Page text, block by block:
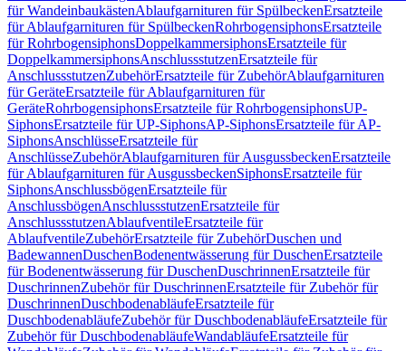
für WandeinbaukästenAblaufgarnituren für SpülbeckenErsatzteile
für Ablaufgarnituren für SpülbeckenRohrbogensiphonsErsatzteile
für RohrbogensiphonsDoppelkammersiphonsErsatzteile für
DoppelkammersiphonsAnschlussstutzenErsatzteile für
AnschlussstutzenZubehörErsatzteile für ZubehörAblaufgarnituren
für GeräteErsatzteile für Ablaufgarnituren für
GeräteRohrbogensiphonsErsatzteile für RohrbogensiphonsUP-
SiphonsErsatzteile für UP-SiphonsAP-SiphonsErsatzteile für AP-
SiphonsAnschlüsseErsatzteile für
AnschlüsseZubehörAblaufgarnituren für AusgussbeckenErsatzteile
für Ablaufgarnituren für AusgussbeckenSiphonsErsatzteile für
SiphonsAnschlussbögenErsatzteile für
AnschlussbögenAnschlussstutzenErsatzteile für
AnschlussstutzenAblaufventileErsatzteile für
AblaufventileZubehörErsatzteile für ZubehörDuschen und
BadewannenDuschenBodenentwässerung für DuschenErsatzteile
für Bodenentwässerung für DuschenDuschrinnenErsatzteile für
DuschrinnenZubehör für DuschrinnenErsatzteile für Zubehör für
DuschrinnenDuschbodenabläufeErsatzteile für
DuschbodenabläufeZubehör für DuschbodenabläufeErsatzteile für
Zubehör für DuschbodenabläufeWandabläufeErsatzteile für